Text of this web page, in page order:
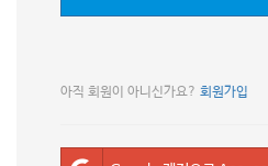
아직 회원이 아니신가요? 회원가입